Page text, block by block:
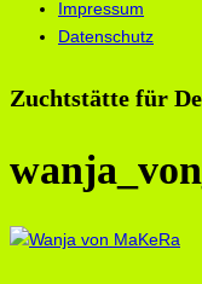
Impressum
Datenschutz
Zuchtstätte für